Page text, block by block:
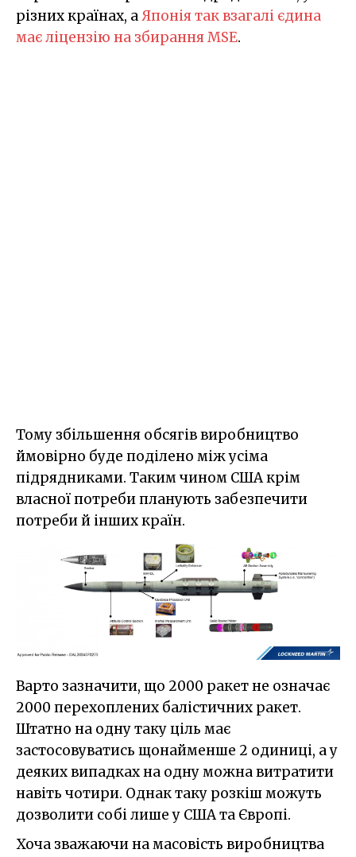
різних країнах, аЯпонія так взагалі єдина
має ліцензію на збирання MSE.
Тому збільшення обсягів виробництво
ймовірно буде поділено між усіма
підрядниками. Таким чином США крім
власної потреби планують забезпечити
потреби й інших країн.
Варто зазначити, що 2000 ракет не означає
2000 перехоплених балістичних ракет.
Штатно на одну таку ціль має
застосовуватись щонайменше 2 одиниці, а у
деяких випадках на одну можна витратити
навіть чотири. Однак таку розкіш можуть
дозволити собі лише у США та Європі.
Хоча зважаючи на масовість виробництва